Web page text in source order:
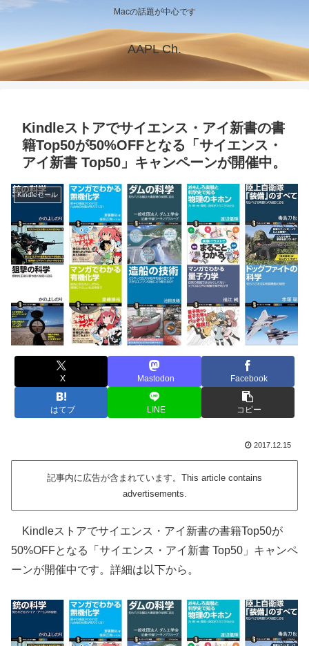
Macの話題が中心です
AAPL Ch.
Kindleストアでサイエンス・アイ新書の書
籍Top50が50%OFFとなる「サイエンス・
アイ新書 Top50」キャンペーンが開催中。
Kindleセール
X Mastodon Facebook
はてブ LINE コピー
2017.12.15
記事内に広告が含まれています。This article contains
advertisements.
Kindleストアでサイエンス・アイ新書の書籍Top50が
50%OFFとなる「サイエンス・アイ新書 Top50」キャンペ
ーンが開催中です。詳細は以下から。